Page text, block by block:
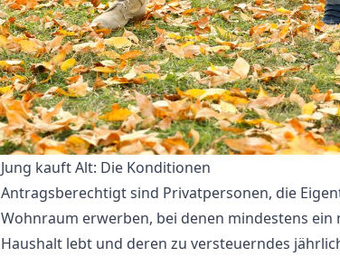
Jung kauft Alt: Die Konditionen
Antragsberechtigt sind Privatpersonen, die
Wohnraum erwerben, bei denen mindestens ein
Haushalt lebt und deren zu versteuerndes